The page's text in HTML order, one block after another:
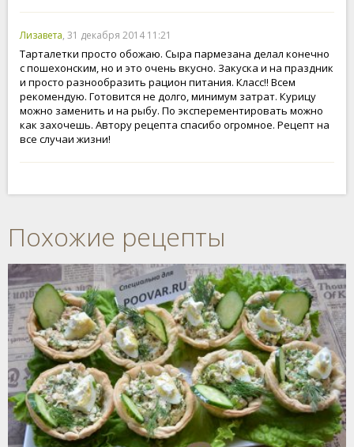
Лизавета, 31 декабря 2014 11:21
Тарталетки просто обожаю. Сыра пармезана делал конечно
с пошехонским, но и это очень вкусно. Закуска и на праздник
и просто разнообразить рацион питания. Класс!! Всем
рекомендую. Готовится не долго, минимум затрат. Курицу
можно заменить и на рыбу. По эксперементировать можно
как захочешь. Автору рецепта спасибо огромное. Рецепт на
все случаи жизни!
Похожие рецепты